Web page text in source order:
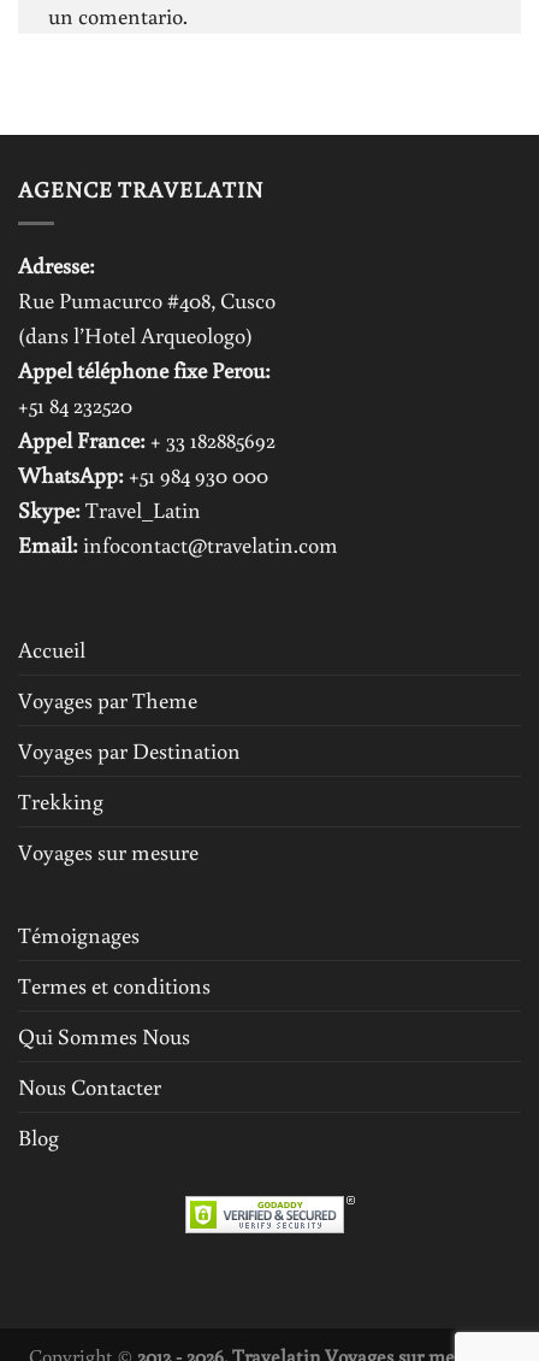
un comentario.
AGENCE TRAVELATIN
Adresse:
Rue Pumacurco #408, Cusco
(dans l’Hotel Arqueologo)
Appel téléphone fixe Perou:
+51 84 232520
Appel France: + 33 182885692
WhatsApp: +51 984 930 000
Skype:Travel_Latin
Email:infocontact@travelatin.com
Accueil
Voyages par Theme
Voyages par Destination
Trekking
Voyages sur mesure
Témoignages
Termes et conditions
Qui Sommes Nous
Nous Contacter
Blog